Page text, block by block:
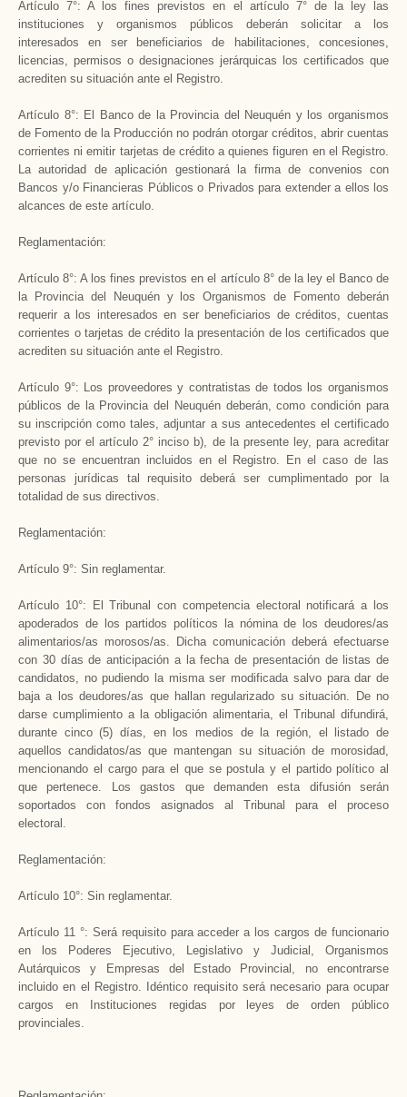
Artículo 7°: A los fines previstos en el artículo 7° de la ley las
instituciones y organismos públicos deberán solicitar a los
interesados en ser beneficiarios de habilitaciones, concesiones,
licencias, permisos o designaciones jerárquicas los certificados que
acrediten su situación ante el Registro.
Artículo 8°: El Banco de la Provincia del Neuquén y los organismos
de Fomento de la Producción no podrán otorgar créditos, abrir cuentas
corrientes ni emitir tarjetas de crédito a quienes figuren en el Registro.
La autoridad de aplicación gestionará la firma de convenios con
Bancos y/o Financieras Públicos o Privados para extender a ellos los
alcances de este artículo.
Reglamentación:
Artículo 8°: A los fines previstos en el artículo 8° de la ley el Banco de
la Provincia del Neuquén y los Organismos de Fomento deberán
requerir a los interesados en ser beneficiarios de créditos, cuentas
corrientes o tarjetas de crédito la presentación de los certificados que
acrediten su situación ante el Registro.
Artículo 9°: Los proveedores y contratistas de todos los organismos
públicos de la Provincia del Neuquén deberán, como condición para
su inscripción como tales, adjuntar a sus antecedentes el certificado
previsto por el artículo 2° inciso b), de la presente ley, para acreditar
que no se encuentran incluidos en el Registro. En el caso de las
personas jurídicas tal requisito deberá ser cumplimentado por la
totalidad de sus directivos.
Reglamentación:
Artículo 9°: Sin reglamentar.
Artículo 10°: El Tribunal con competencia electoral notificará a los
apoderados de los partidos políticos la nómina de los deudores/as
alimentarios/as morosos/as. Dicha comunicación deberá efectuarse
con 30 días de anticipación a la fecha de presentación de listas de
candidatos, no pudiendo la misma ser modificada salvo para dar de
baja a los deudores/as que hallan regularizado su situación. De no
darse cumplimiento a la obligación alimentaria, el Tribunal difundirá,
durante cinco (5) días, en los medios de la región, el listado de
aquellos candidatos/as que mantengan su situación de morosidad,
mencionando el cargo para el que se postula y el partido político al
que pertenece. Los gastos que demanden esta difusión serán
soportados con fondos asignados al Tribunal para el proceso
electoral.
Reglamentación:
Artículo 10°: Sin reglamentar.
Artículo 11 °: Será requisito para acceder a los cargos de funcionario
en los Poderes Ejecutivo, Legislativo y Judicial, Organismos
Autárquicos y Empresas del Estado Provincial, no encontrarse
incluido en el Registro. Idéntico requisito será necesario para ocupar
cargos en Instituciones regidas por leyes de orden público
provinciales.